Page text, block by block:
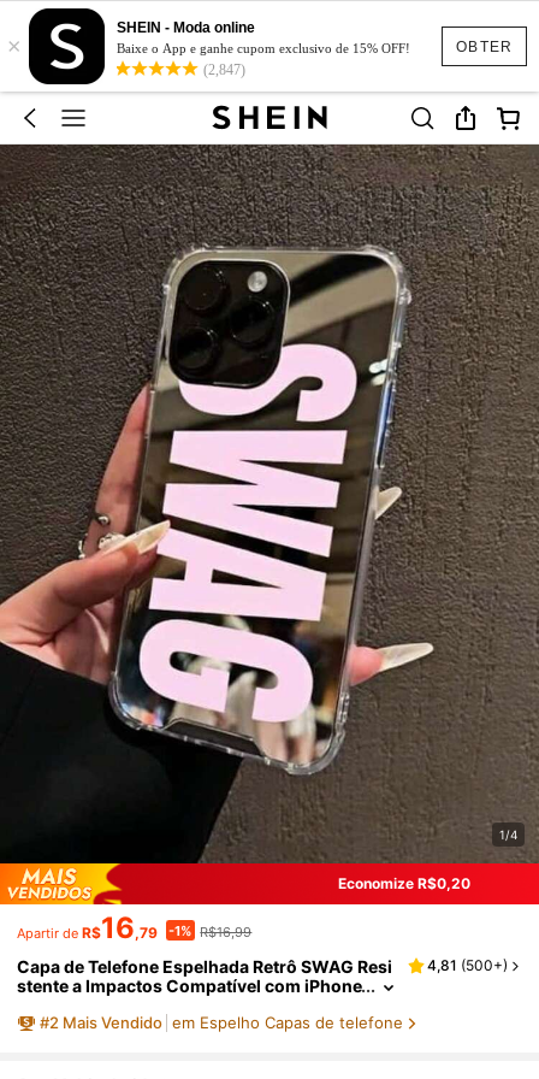
OBTER
×
SHEIN - Moda online
Baixe o App e ganhe cupom exclusivo de 15% OFF!
(2,847)
1/4
Economize R$0,20
Apartir de R$16,79 -1% R$16,99
Capa de Telefone Espelhada Retrô SWAG Resi
stente a Impactos Compatível com iPhone
Promax/7plus/8plus/X/Xs Max/Xr/11pro/12pr
4,81 (500+)
#2 Mais Vendido em Espelho Capas de telefone